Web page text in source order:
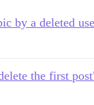
by a deleted
the first